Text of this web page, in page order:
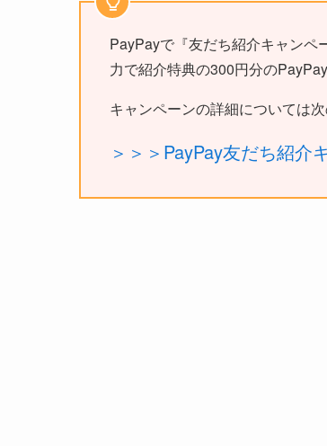
PayPayで『友だち紹介キャンペ
力で紹介特典の300円分の
キャンペーンの詳細については
＞＞＞PayPay友だち紹介